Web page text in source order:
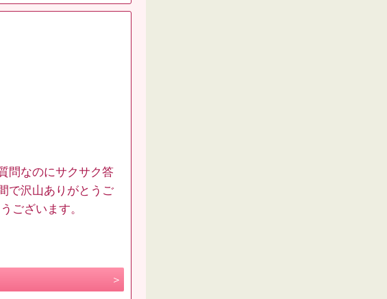
問なのにサクサク答
で沢山ありがとうご
ございます。